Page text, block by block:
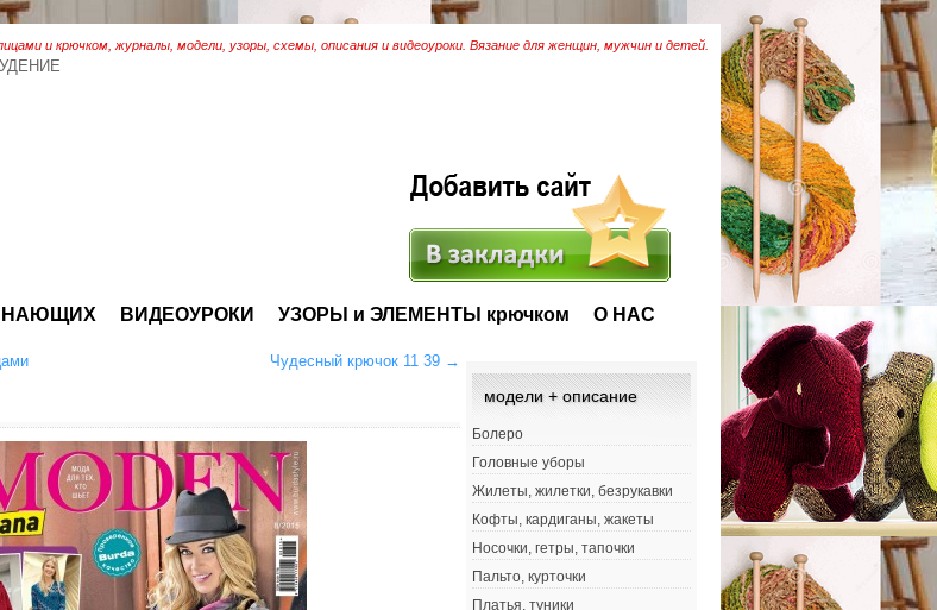
и крючком, журналы, модели, узоры, схемы, описания и видеоуроки. Вязание для женщин, мужчин и детей.
ВИДЕОУРОКИ УЗОРЫ и ЭЛЕМЕНТЫ крючком О НАС
Чудесный крючок 11 39 →
модели + описание
Болеро
Головные уборы
Жилеты, жилетки, безрукавки
Кофты, кардиганы, жакеты
Носочки, гетры, тапочки
Пальто, курточки
Платья, туники